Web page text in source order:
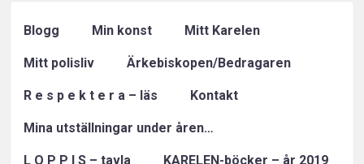
Blogg Min konst Mitt Karelen
Mitt polisliv Ärkebiskopen/Bedragaren
R e s p e k t e r a – läs Kontakt
Mina utställningar under åren…
L O P P I S – tavla KARELEN-böcker – år 2019